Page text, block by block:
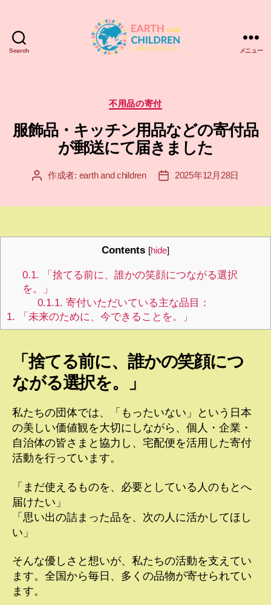
Search
＆
ル
ド
レ
EARTH
CHILDREN
メニュー
カ
ゴ
リ
ー
不用品の寄付
服飾品・キッチン用品などの寄付品
が郵送にて届きました
投 作成者: earth and children
投
2025年12月28日
Contents [hide]
0.1. 「捨てる前に、誰かの笑顔につながる選択
を。」
0.1.1. 寄付いただいている主な品目：
1. 「未来のために、今できることを。」
「捨てる前に、誰かの笑顔につ
ながる選択を。」
私たちの団体では、「もったいない」という日本
の美しい価値観を大切にしながら、個人・企業・
自治体の皆さまと協力し、宅配便を活用した寄付
活動を行っています。
「まだ使えるものを、必要としている人のもとへ
届けたい」
「思い出の詰まった品を、次の人に活かしてほし
い」
そんな優しさと想いが、私たちの活動を支えてい
ます。全国から毎日、多くの品物が寄せられてい
ます。